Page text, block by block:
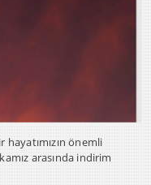
hayatımızın önemli
arasında indirim